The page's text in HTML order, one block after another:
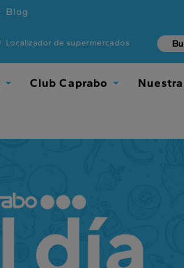
Blog
Localizador de supermercados
Club Caprabo